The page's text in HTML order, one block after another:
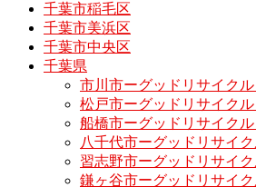
千葉市稲毛区
千葉市美浜区
千葉市中央区
千葉県
市川市ーグッドリサイク
松戸市ーグッドリサイク
船橋市ーグッドリサイク
八千代市ーグッドリサイ
習志野市ーグッドリサイ
鎌ヶ谷市ーグッドリサイ